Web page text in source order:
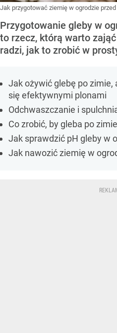
Jak przygotować ziemię w ogrodzie
Przygotowanie gleby w
to rzecz, którą warto
radzi, jak to zrobić w
Jak ożywić glebę po
się efektywnymi plonami
Odchwaszczanie i
Co zrobić, by gleba po
Jak sprawdzić pH gleby w
Jak nawozić ziemię w